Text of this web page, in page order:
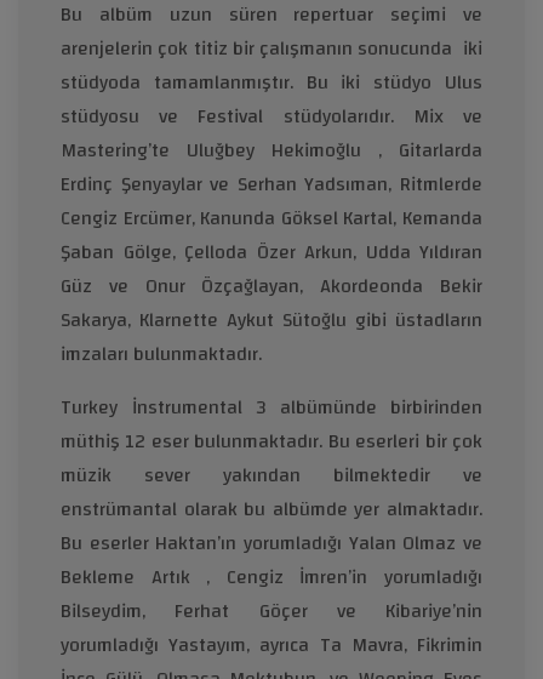
Bu albüm uzun süren repertuar seçimi ve
arenjelerin çok titiz bir çalışmanın sonucunda iki
stüdyoda tamamlanmıştır. Bu iki stüdyo Ulus
stüdyosu ve Festival stüdyolarıdır. Mix ve
Mastering’te Uluğbey Hekimoğlu , Gitarlarda
Erdinç Şenyaylar ve Serhan Yadsıman, Ritmlerde
Cengiz Ercümer, Kanunda Göksel Kartal, Kemanda
Şaban Gölge, Çelloda Özer Arkun, Udda Yıldıran
Güz ve Onur Özçağlayan, Akordeonda Bekir
Sakarya, Klarnette Aykut Sütoğlu gibi üstadların
imzaları bulunmaktadır.
Turkey İnstrumental 3 albümünde birbirinden
müthiş 12 eser bulunmaktadır. Bu eserleri bir çok
müzik sever yakından bilmektedir ve
enstrümantal olarak bu albümde yer almaktadır.
Bu eserler Haktan’ın yorumladığı Yalan Olmaz ve
Bekleme Artık , Cengiz İmren’in yorumladığı
Bilseydim, Ferhat Göçer ve Kibariye’nin
yorumladığı Yastayım, ayrıca Ta Mavra, Fikrimin